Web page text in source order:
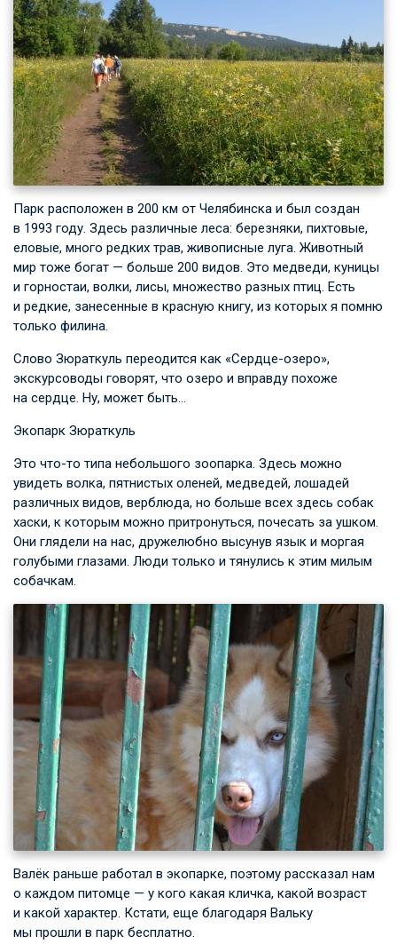
Парк расположен в 200 км от Челябинска и был создан
в 1993 году. Здесь различные леса: березняки, пихтовые,
еловые, много редких трав, живописные луга. Животный
мир тоже богат — больше 200 видов. Это медведи, куницы
и горностаи, волки, лисы, множество разных птиц. Есть
и редкие, занесенные в красную книгу, из которых я помню
только филина.
Слово Зюраткуль переодится как «Сердце-озеро»,
экскурсоводы говорят, что озеро и вправду похоже
на сердце. Ну, может быть…
Экопарк Зюраткуль
Это что-то типа небольшого зоопарка. Здесь можно
увидеть волка, пятнистых оленей, медведей, лошадей
различных видов, верблюда, но больше всех здесь собак
хаски, к которым можно притронуться, почесать за ушком.
Они глядели на нас, дружелюбно высунув язык и моргая
голубыми глазами. Люди только и тянулись к этим милым
собачкам.
Валёк раньше работал в экопарке, поэтому рассказал нам
о каждом питомце — у кого какая кличка, какой возраст
и какой характер. Кстати, еще благодаря Вальку
мы прошли в парк бесплатно.